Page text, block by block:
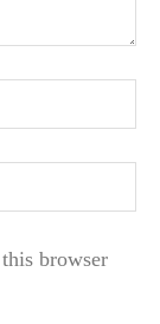
browser